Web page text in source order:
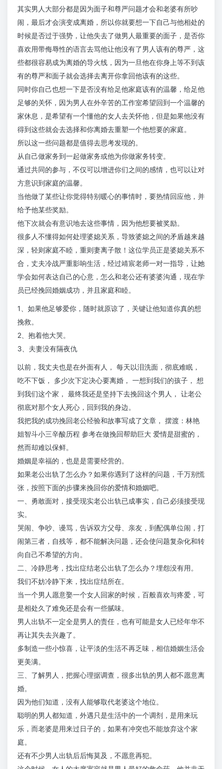
其实男人大部分都是因为面子和尊严问题才会和老婆有所吵
闹，最后才会演变成离婚，所以你就要想一下自己与他相处的
时候是否过于强势，让他失去了做男人最重要的面子，是否你
喜欢用带侮辱性的语言去骂他让他没有了男人该有的尊严，这
些都很容易成为离婚的导火线，因为一旦他在你身上等不到该
有的尊严和面子就会选择去离开你拿回他该有的这些。
同时你自己也想一下是否没有给足他家庭该有的温馨，给足他
足够的关怀，因为男人在外辛苦的工作室希望回到一个温馨的
家休息，是希望有一个懂他的女人去关怀他，但是如果他没有
得到这些就会去选择和你离婚去重塑一个他想要的家庭。
所以这一些问题都是值得去思考发现的。
从自己做家务到一起做家务或他为你做家务转变。
通过共同的参与，不仅可以增进你们之间的感情，也可以让对
方意识到家庭的温馨。
当他做了某些让你觉得特别暖心的事情时，要热情回应他，并
给予他某些奖励。
他下次就会有意识地去这些事情，因为他想要被奖励。
很多人不懂得如何处理婆媳关系，导致婆媳之间的矛盾越来越
深，轻则家庭不睦，重则妻离子散！这位学员正是婆媳关系不
合，丈夫冷战严重影响生活，经过靖宸老师一对一指导，让她
学会如何表达自己的心意，怎么和老公还有婆婆沟通，现在学
员已经挽回婚姻成功，并且家庭和睦。
1、如果他足够爱你，随时就原谅了，关键让他知道你真的想
挽救。
2、抱着他大哭。
3、夫妻没有隔夜仇
以前，我丈夫也是在外面有人， 每天以泪洗面，彻底难眠，
吃不下饭， 多少次下定决心要离婚， 一想到我们的孩子， 想
到我们这个家， 最终我还是坚持下去挽回这个男人， 让老公
彻底对那个女人死心，回到我的身边。
我把我的成功挽回老公经验和故事写成了文章， 摆渡：林艳
姐智斗小三辛酸历程 参考在做挽回帮助巨大 爱情是甜蜜的，
然而却难以保鲜。
婚姻是幸福的，也是是需要经营的。
如果老公出轨了怎么办？如果你遇到了这样的问题，千万别慌
张，按照下面的步骤来挽回你的爱情和婚姻吧。
一、勇敢面对，接受现实老公出轨已成事实，自己必须接受现
实。
哭闹、争吵、谩骂，告诉双方父母、亲友，到配偶单位闹，打
闹第三者，自残等，都不能解决问题，还会使问题复杂化和转
向自己不希望的方向。
二、冷静思考，找出症结老公出轨了怎么办？埋怨没有用。
我们不妨冷静下来，找出症结所在。
当一个男人愿意娶一个女人回家的时候，百般喜欢与疼爱，可
是相处久了难免还是会有一些腻味。
男人出轨不一定全是男人的责任，也有可能是女人已经年华不
再让其失去兴趣了。
多制造一些小惊喜，让平淡的生活不再乏味，相信婚姻生活会
更美满。
三、了解男人，把握心理据调查，很多出轨的男人都不愿意离
婚。
因为他们知道，没有人能够取代老婆这个地位。
聪明的男人都知道，外遇只是生活中的一个调剂，是用来玩
乐，而老婆是用来过日子的，如果有冲突也不能放弃这个家
庭。
还有不少男人出轨后后悔莫及，不愿意再犯。